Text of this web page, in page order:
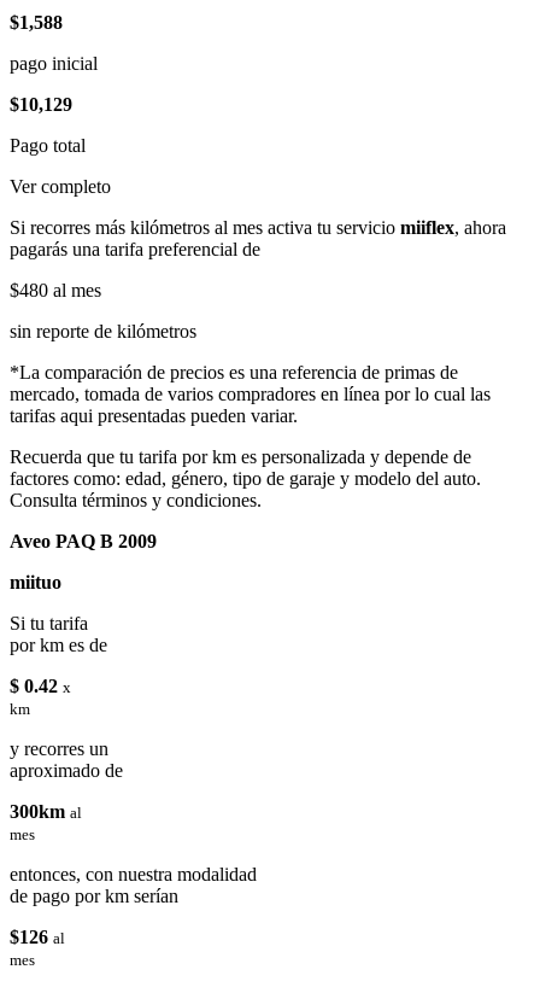
$1,588
pago inicial
$10,129
Pago total
Ver completo
Si recorres más kilómetros al mes activa tu servicio miiflex, ahora
pagarás una tarifa preferencial de
$480 al mes
sin reporte de kilómetros
*La comparación de precios es una referencia de primas de
mercado, tomada de varios compradores en línea por lo cual las
tarifas aqui presentadas pueden variar.
Recuerda que tu tarifa por km es personalizada y depende de
factores como: edad, género, tipo de garaje y modelo del auto.
Consulta términos y condiciones.
Aveo PAQ B 2009
miituo
Si tu tarifa
por km es de
$ 0.42 x
km
y recorres un
aproximado de
300km al
mes
entonces, con nuestra modalidad
de pago por km serían
$126 al
mes